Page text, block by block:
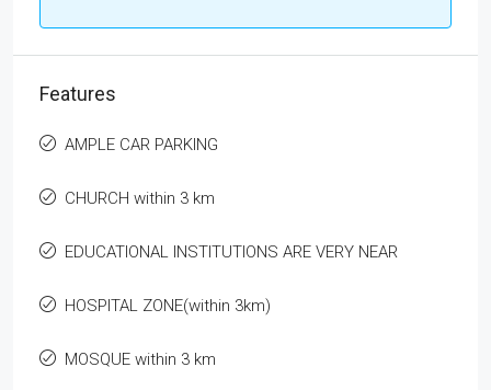
Features
AMPLE CAR PARKING
CHURCH within 3 km
EDUCATIONAL INSTITUTIONS ARE VERY NEAR
HOSPITAL ZONE(within 3km)
MOSQUE within 3 km